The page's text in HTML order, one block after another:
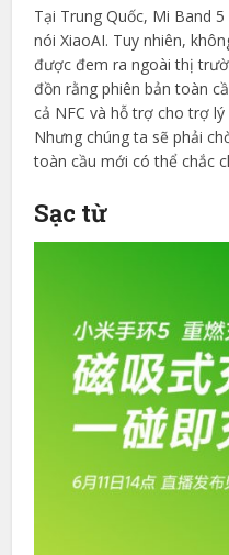
Tại Trung Quốc, Mi Band
nói XiaoAI. Tuy nhiên,
được đem ra ngoài thị
đồn rằng phiên bản toàn
cả NFC và hỗ trợ cho trợ
Nhưng chúng ta sẽ phải
toàn cầu mới có thể chắc
Sạc từ